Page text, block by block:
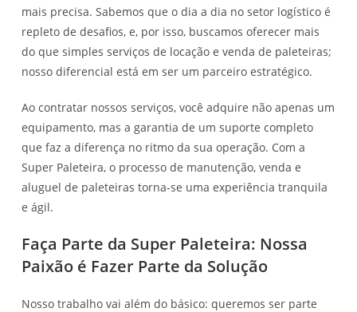
mais precisa. Sabemos que o dia a dia no setor logístico é
repleto de desafios, e, por isso, buscamos oferecer mais
do que simples serviços de locação e venda de paleteiras;
nosso diferencial está em ser um parceiro estratégico.
Ao contratar nossos serviços, você adquire não apenas um
equipamento, mas a garantia de um suporte completo
que faz a diferença no ritmo da sua operação. Com a
Super Paleteira, o processo de manutenção, venda e
aluguel de paleteiras torna-se uma experiência tranquila
e ágil.
Faça Parte da Super Paleteira: Nossa
Paixão é Fazer Parte da Solução
Nosso trabalho vai além do básico: queremos ser parte